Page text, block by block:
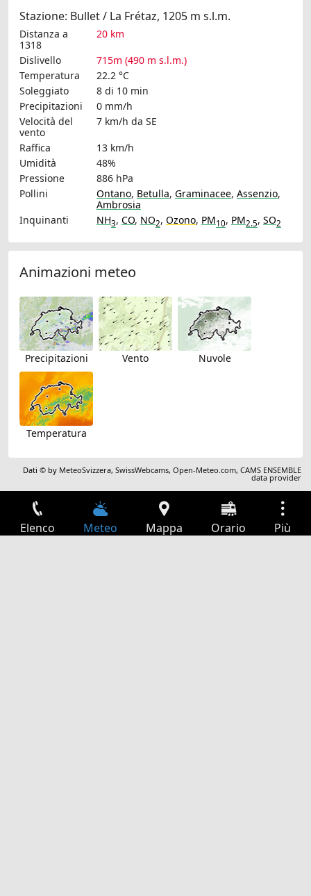
Stazione: Bullet / La Frétaz, 1205 m s.l.m.
Distanza a
1318
20 km
Dislivello
715m (490 m s.l.m.)
Temperatura
22.2 °C
Soleggiato
8 di 10 min
Precipitazioni
0 mm/h
Velocità del
vento
7 km/h da SE
Raffica
13 km/h
Umidità
48%
Pressione
886 hPa
Pollini
Ontano, Betulla, Graminacee, Assenzio,
Ambrosia
Inquinanti
NH3, CO, NO2, Ozono, PM10, PM2.5, SO2
Animazioni meteo
Precipitazioni Vento Nuvole
Temperatura
Dati © by MeteoSvizzera,SwissWebcams,Open-Meteo.com,CAMS ENSEMBLE
data provider
Elenco Meteo Mappa Orario Più